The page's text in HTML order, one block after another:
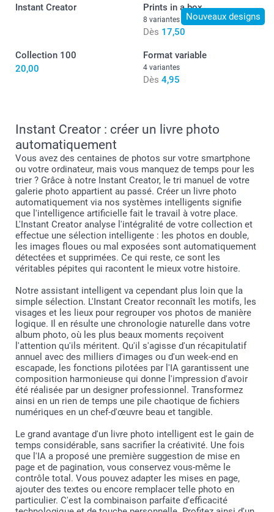
Disponibilité et prix des options
format L ou XL
ici
Dans l’outil de création, sélectionnez le remplissage
automatique après avoir ajouté vos photos. Celles-ci
sont placées dans le design que vous avez sélectionné,
par ordre chronologique et en tenant compte de leur
orientation verticales ou horizontales.
Vérifiez si les photos sont correctement placées et
cadrées, si vous souhaitez apporter une dernière
touche, c’est le moment !
Vous pouvez facilement recadrer les photos, les
changer de place, ajouter du texte, des illustrations,
déplacer des pages en les déplaçant simplement avec
votre souris dans le créateur.
Si votre fichier d'origine est net, votre impression le
sera également.
Ouvrez l’œil ! Si une photo est marquée d’un triangle,
c’est que la qualité n’est pas suffisante: vous pouvez la
remplacer par une meilleure ou rendre la photo plus
petite en faisant glisser les coins de la photo avec
votre curseur. Un message d'avertissement apparaît en
même temps que l'icône.
Si la résolution est suffisante, vous ne verrez pas le
triangle.
Instant Creator
Nouveaux designs
Prints in a box
8 variantes
Dès 17,50
Collection 100
20,00
Format variable
4 variantes
Dès 4,95
Instant Creator : créer un livre photo
automatiquement
Vous avez des centaines de photos sur votre smartphone
ou votre ordinateur, mais vous manquez de temps pour les
trier ? Grâce à notre Instant Creator, le tri manuel de votre
galerie photo appartient au passé. Créer un livre photo
automatiquement via nos systèmes intelligents signifie
que l'intelligence artificielle fait le travail à votre place.
L'Instant Creator analyse l'intégralité de votre collection et
effectue une sélection intelligente : les photos en double,
les images floues ou mal exposées sont automatiquement
détectées et supprimées. Ce qui reste, ce sont les
véritables pépites qui racontent le mieux votre histoire.
Notre assistant intelligent va cependant plus loin que la
simple sélection. L'Instant Creator reconnaît les motifs, les
visages et les lieux pour regrouper vos photos de manière
logique. Il en résulte une chronologie naturelle dans votre
album photo, où les plus beaux moments reçoivent
l'attention qu'ils méritent. Qu'il s'agisse d'un récapitulatif
annuel avec des milliers d'images ou d'un week-end en
escapade, les fonctions pilotées par l'IA garantissent une
composition harmonieuse qui donne l'impression d'avoir
été réalisée par un designer professionnel. Transformez
ainsi en un rien de temps une pile chaotique de fichiers
numériques en un chef-d'œuvre beau et tangible.
Le grand avantage d'un livre photo intelligent est le gain de
temps considérable, sans sacrifier la créativité. Une fois
que l'IA a proposé une première suggestion de mise en
page et de pagination, vous conservez vous-même le
contrôle total. Vous pouvez adapter les mises en page,
ajouter des textes ou encore remplacer telle photo en
particulier. C'est la combinaison parfaite d'efficacité